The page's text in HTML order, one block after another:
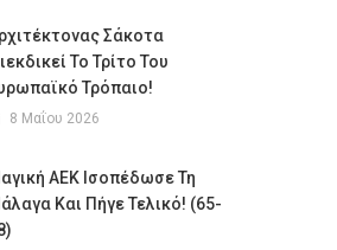
Σάκοτα
Το Τρίτο Του
Τρόπαιο!
8 Μαΐου 2026
ΑΕΚ Ισοπέδωσε Τη
Και Πήγε Τελικό! (65-